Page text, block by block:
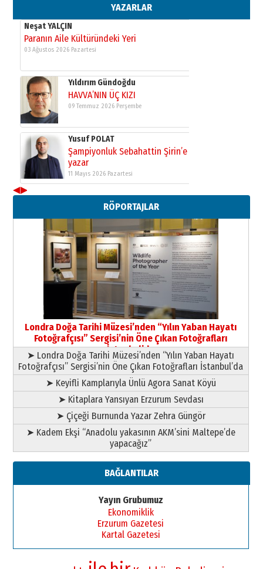
YAZARLAR
11 Mayıs 2026 Pazartesi
Neşat YALÇIN
Paranın Aile Kültüründeki Yeri
03 Ağustos 2026 Pazartesi
Yıldırım Gündoğdu
HAVVA’NIN ÜÇ KIZI
09 Temmuz 2026 Perşembe
Yusuf POLAT
Şampiyonluk Sebahattin Şirin’e
yazar
11 Mayıs 2026 Pazartesi
Neşat YALÇIN
Paranın Aile Kültüründeki Yeri
03 Ağustos 2026 Pazartesi
Yıldırım Gündoğdu
HAVVA’NIN ÜÇ KIZI
09 Temmuz 2026 Perşembe
Yusuf POLAT
Şampiyonluk Sebahattin Şirin’e
yazar
11 Mayıs 2026 Pazartesi
◀▶
RÖPORTAJLAR
Londra Doğa Tarihi Müzesi’nden “Yılın Yaban Hayatı
Fotoğrafçısı” Sergisi’nin Öne Çıkan Fotoğrafları
İstanbul’da
➤ Londra Doğa Tarihi Müzesi’nden “Yılın Yaban Hayatı
Fotoğrafçısı” Sergisi’nin Öne Çıkan Fotoğrafları İstanbul’da
➤ Keyifli Kamplarıyla Ünlü Agora Sanat Köyü
➤ Kitaplara Yansıyan Erzurum Sevdası
➤ Çiçeği Burnunda Yazar Zehra Güngör
➤ Kadem Ekşi “Anadolu yakasının AKM’sini Maltepe’de
yapacağız”
BAĞLANTILAR
Yayın Grubumuz
Ekonomiklik
Erzurum Gazetesi
Kartal Gazetesi